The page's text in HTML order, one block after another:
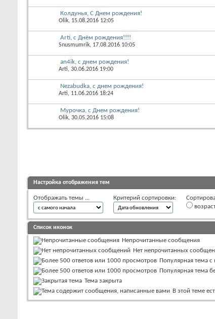
Колдунья, С Днем рождения!
Olik, 15.08.2016 12:05
Arti, с Днём рождения!!!!
Snusmumrik, 17.08.2016 10:05
an4ik, с днем рождения!
Arti, 30.06.2016 19:00
Nezabudka, с днем рождения!
Arti, 11.06.2016 18:24
Мурочка, с Днем рождения!
Olik, 30.05.2016 15:08
Настройка отображения тем
Отображать темы ... Критерий сортировки:
Список иконок
Непрочитанные сообщения
Нет непрочитанных
Популярная тема
Популярная тема
Тема закрыта
В этой теме